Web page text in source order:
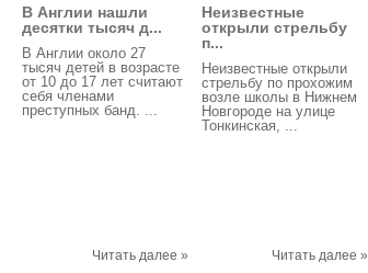
В Англии нашли
десятки тысяч д...
В Англии около 27
тысяч детей в возрасте
от 10 до 17 лет считают
себя членами
преступных банд. ...
Читать далее »
Неизвестные
открыли стрельбу
п...
Неизвестные открыли
стрельбу по прохожим
возле школы в Нижнем
Новгороде на улице
Тонкинская, ...
Читать далее »